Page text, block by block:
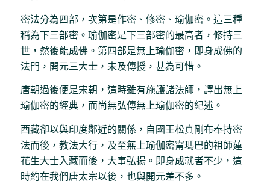
密法分為四部，次第是作密、修密、瑜伽密。這三種
稱為下三部密。瑜伽密是下三部密的最高者，修持三
世，然後能成佛。第四部是無上瑜伽密，即身成佛的
法門，開元三大士，未及傳授，甚為可惜。
唐朝過後便是宋朝，這時雖有施護諸法師，譯出無上
瑜伽密的經典，而尚無弘傳無上瑜伽密的紀述。
西藏卻以與印度鄰近的關係，自國王松真剛布奉持密
法而後，教法大行，及至無上瑜伽密甯瑪巴的祖師蓮
花生大士入藏而後，大事弘揚。即身成就者不少，這
時約在我們唐太宗以後，也與開元差不多。